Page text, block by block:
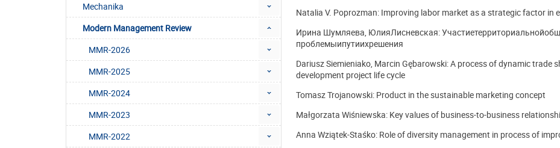
Mechanika
Modern Management Review
MMR-2026
MMR-2025
MMR-2024
MMR-2023
MMR-2022
Natalia V. Poprozman: Improving labor market as a strategic factor in
Ирина Шумляева, ЮлияЛисневская:
проблемыипутиихрешения
Dariusz Siemieniako, Marcin Gębarowski: A process of dynamic
development project life cycle
Tomasz Trojanowski: Product in the sustainable marketing concept
Małgorzata Wiśniewska: Key values of business-to-business
Anna Wziątek-Staśko: Role of diversity management in process of